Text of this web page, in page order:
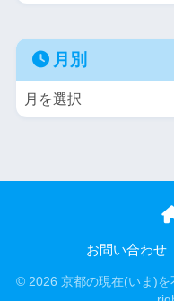
月別
お問い合わせ
© 2026 京都の現在(いま)を